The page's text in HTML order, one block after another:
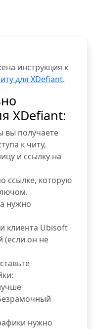
инструкция к
для XDefiant.
XDefiant:
вы получаете
к читу,
и ссылку на
ссылке, которую
нужно
клиента Ubisoft
(если он не
нужно